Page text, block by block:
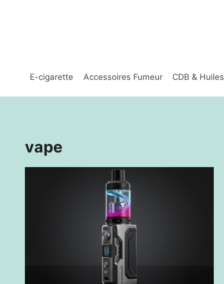
E-cigarette Accessoires Fumeur CDB & Huiles
vape